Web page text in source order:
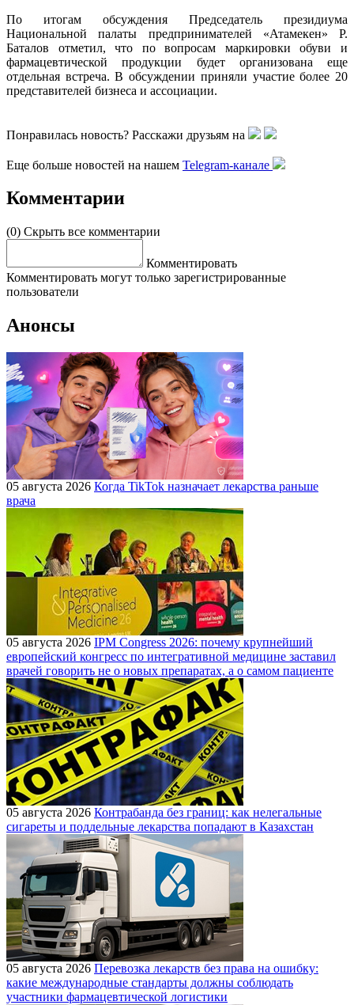
По итогам обсуждения Председатель президиума
Национальной палаты предпринимателей «Атамекен» Р.
Баталов отметил, что по вопросам маркировки обуви и
фармацевтической продукции будет организована еще
отдельная встреча. В обсуждении приняли участие более 20
представителей бизнеса и ассоциации.
Понравилась новость? Расскажи друзьям на
Еще больше новостей на нашем Telegram-канале
Комментарии
(0) Скрыть все комментарии
Комментировать
Комментировать могут только зарегистрированные
пользователи
Анонсы
05 августа 2026 Когда TikTok назначает лекарства раньше
врача
05 августа 2026 IPM Congress 2026: почему крупнейший
европейский конгресс по интегративной медицине заставил
врачей говорить не о новых препаратах, а о самом пациенте
05 августа 2026 Контрабанда без границ: как нелегальные
сигареты и поддельные лекарства попадают в Казахстан
05 августа 2026 Перевозка лекарств без права на ошибку:
какие международные стандарты должны соблюдать
участники фармацевтической логистики